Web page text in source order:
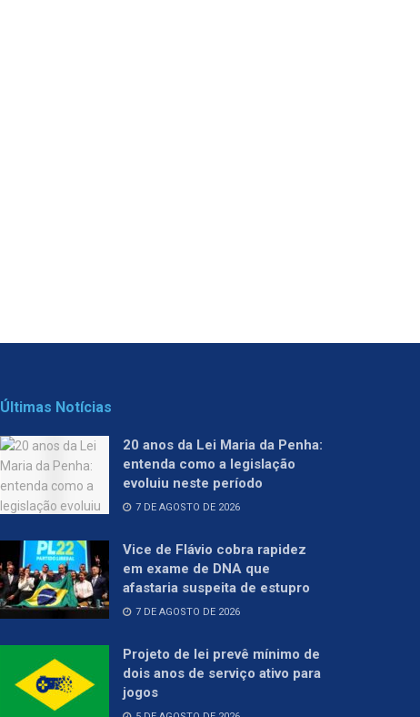
Últimas Notícias
20 anos da Lei Maria da Penha:
entenda como a legislação
evoluiu neste período
7 DE AGOSTO DE 2026
Vice de Flávio cobra rapidez
em exame de DNA que
afastaria suspeita de estupro
7 DE AGOSTO DE 2026
Projeto de lei prevê mínimo de
dois anos de serviço ativo para
jogos